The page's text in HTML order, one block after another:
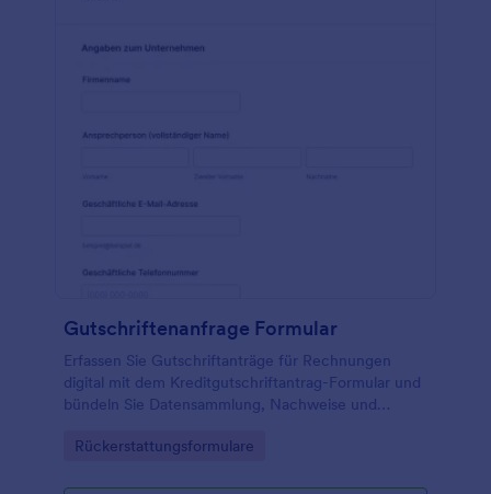
Gutschriftenanfrage Formular
Erfassen Sie Gutschriftanträge für Rechnungen
digital mit dem Kreditgutschriftantrag-Formular und
bündeln Sie Datensammlung, Nachweise und
und Vertrieb in einem klaren Prozess mit Jotform.
Go to Category:
Rückerstattungsformulare